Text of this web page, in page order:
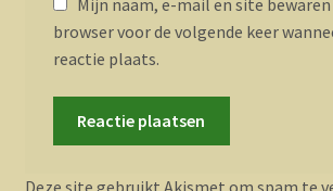
browser voor de volgende keer
reactie plaats.